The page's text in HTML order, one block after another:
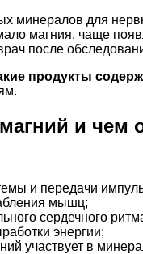
минералов для
магния, чаще
после
продукты
и чем
и передачи
мышц;
сердечного
энергии;
участвует в